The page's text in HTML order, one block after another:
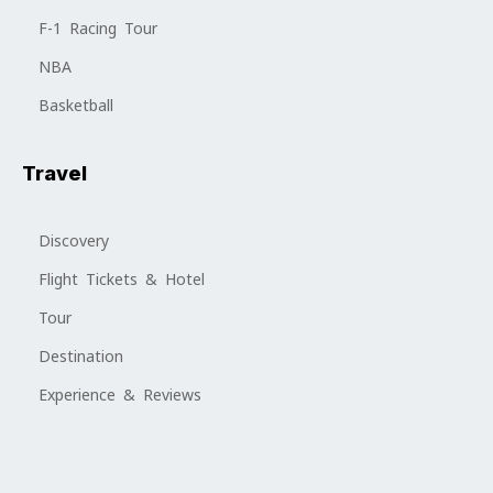
F-1 Racing Tour
NBA
Basketball
Travel
Discovery
Flight Tickets & Hotel
Tour
Destination
Experience & Reviews